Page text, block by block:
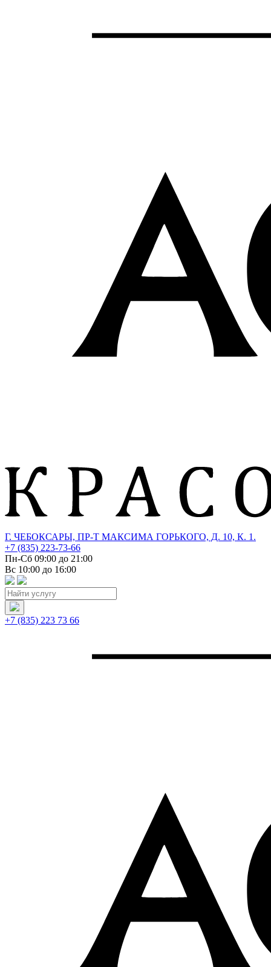
Г. ЧЕБОКСАРЫ, ПР-Т МАКСИМА ГОРЬКОГО, Д. 10, К. 1.
+7 (835) 223-73-66
Пн-Сб 09:00 до 21:00
Вс 10:00 до 16:00
+7 (835) 223 73 66